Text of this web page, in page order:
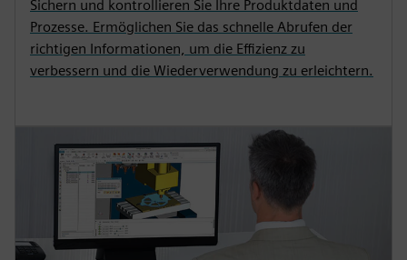
Sichern und kontrollieren Sie Ihre Produktdaten und
Prozesse. Ermöglichen Sie das schnelle Abrufen der
richtigen Informationen, um die Effizienz zu
verbessern und die Wiederverwendung zu erleichtern.